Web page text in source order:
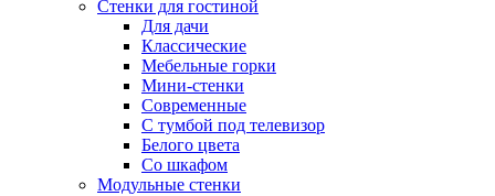
Стенки для гостиной
Для дачи
Классические
Мебельные горки
Мини-стенки
Современные
С тумбой под телевизор
Белого цвета
Со шкафом
Модульные стенки